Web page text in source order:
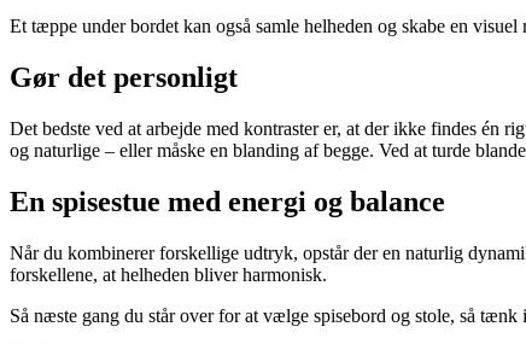
Et tæppe under bordet kan også samle helheden og skabe en
Gør det personligt
Det bedste ved at arbejde med kontraster er, at der ikke findes én
og naturlige – eller måske en blanding af begge. Ved at turde
En spisestue med energi og balance
Når du kombinerer forskellige udtryk, opstår der en naturlig
forskellene, at helheden bliver harmonisk.
Så næste gang du står over for at vælge spisebord og stole, så tænk